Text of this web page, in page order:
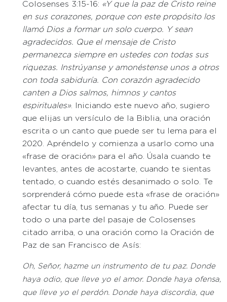
Colosenses 3:15-16: «Y que la paz de Cristo reine
en sus corazones, porque con este propósito los
llamó Dios a formar un solo cuerpo. Y sean
agradecidos. Que el mensaje de Cristo
permanezca siempre en ustedes con todas sus
riquezas. Instrúyanse y amonéstense unos a otros
con toda sabiduría. Con corazón agradecido
canten a Dios salmos, himnos y cantos
espirituales». Iniciando este nuevo año, sugiero
que elijas un versículo de la Biblia, una oración
escrita o un canto que puede ser tu lema para el
2020. Apréndelo y comienza a usarlo como una
«frase de oración» para el año. Úsala cuando te
levantes, antes de acostarte, cuando te sientas
tentado, o cuando estés desanimado o solo. Te
sorprenderá cómo puede esta «frase de oración»
afectar tu día, tus semanas y tu año. Puede ser
todo o una parte del pasaje de Colosenses
citado arriba, o una oración como la Oración de
Paz de san Francisco de Asís:
Oh, Señor, hazme un instrumento de tu paz. Donde
haya odio, que lleve yo el amor. Donde haya ofensa,
que lleve yo el perdón. Donde haya discordia, que